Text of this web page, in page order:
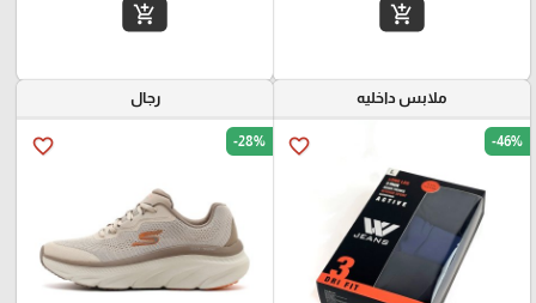
add_shopping_cart
add_shopping_cart
ملابس داخليه
favorite_border -46%
رجال
favorite_border -28%